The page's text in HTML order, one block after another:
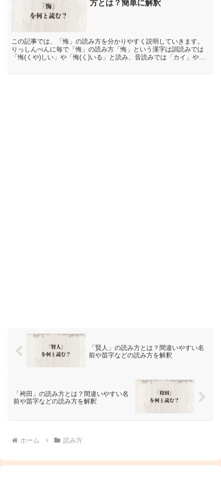
方とは？簡単に解釈
この記事では、「悔」の読み方を分かりやすく説明していきます。
りっしんべんに毎で「悔」の読み方「悔」という漢字は訓読みでは
「悔(くや)しい」や「悔(く)いる」と読み、音読みでは「カイ」や
「賢人」の読み方とは？間違いやすい名
前や苗字などの読み方を解釈
「袴田」の読み方とは？間違いやすい名
前や苗字などの読み方を解釈
ホーム 読み方